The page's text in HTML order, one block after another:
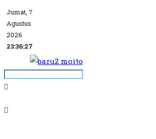
Jumat, 7
Agustus
2026
23:36:27